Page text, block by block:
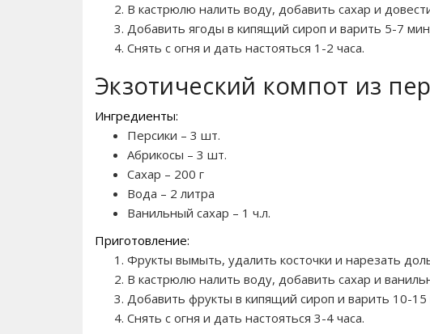
В кастрюлю налить воду, добавить сахар и
Добавить ягоды в кипящий сироп и варить 5-7
Снять с огня и дать настояться 1-2 часа.
Экзотический компот из
Ингредиенты:
Персики – 3 шт.
Абрикосы – 3 шт.
Сахар – 200 г
Вода – 2 литра
Ванильный сахар – 1 ч.л.
Приготовление:
Фрукты вымыть, удалить косточки и нарезать
В кастрюлю налить воду, добавить сахар и
Добавить фрукты в кипящий сироп и варить 10-15
Снять с огня и дать настояться 3-4 часа.